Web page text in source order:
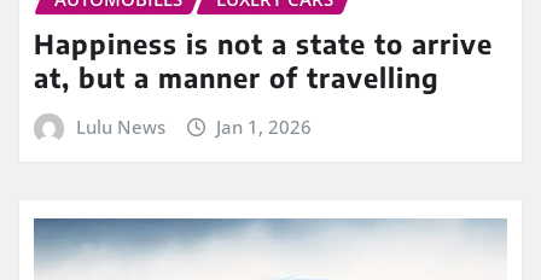
Happiness is not a state to arrive
at, but a manner of travelling
Lulu News Jan 1, 2026